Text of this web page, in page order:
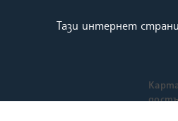
Тази интернет